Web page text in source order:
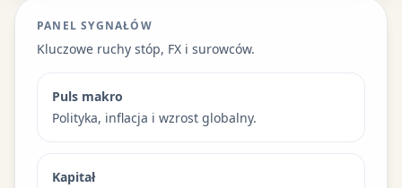
PANEL SYGNAŁÓW
Kluczowe ruchy stóp, FX i surowców.
Puls makro
Polityka, inflacja i wzrost globalny.
Kapitał